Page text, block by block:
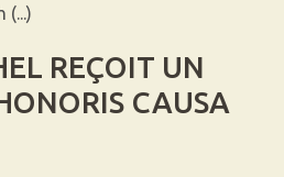
(...)
REÇOIT UN
CAUSA